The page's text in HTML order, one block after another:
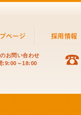
お問い合わせ
:9:00～18:00